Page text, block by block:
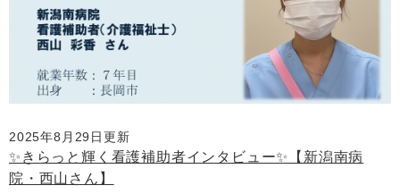
2025年8月29日更新
✨きらっと輝く看護補助者インタビュー✨【新潟南病
院・西山さん】